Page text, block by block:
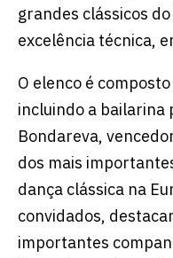
grandes clássicos
excelência técnica,
O elenco é
incluindo a bailarina
Bondareva,
dos mais
dança clássica na
convidados,
importantes